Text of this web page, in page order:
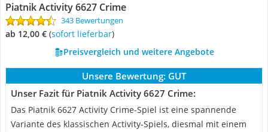
Piatnik Activity 6627 Crime
343 Bewertungen
ab 12,00 € ( Sofort lieferbar)
Preisvergleich und weitere Angebote
Unsere Bewertung: GUT
Unser Fazit für Piatnik Activity 6627 Crime:
Das Piatnik 6627 Activity Crime-Spiel ist eine spannende
Variante des klassischen Activity-Spiels, diesmal mit einem